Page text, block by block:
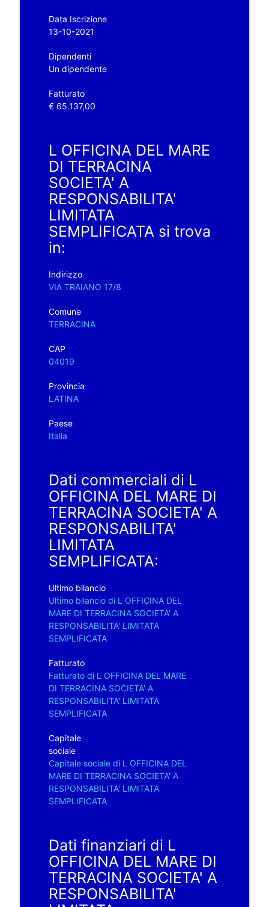
Data Iscrizione
13-10-2021
Dipendenti
Un dipendente
Fatturato
€ 65.137,00
L OFFICINA DEL MARE
DI TERRACINA
SOCIETA' A
RESPONSABILITA'
LIMITATA
SEMPLIFICATA si trova
in:
Indirizzo
VIA TRAIANO 17/8
Comune
TERRACINA
CAP
04019
Provincia
LATINA
Paese
Italia
Dati commerciali di L
OFFICINA DEL MARE DI
TERRACINA SOCIETA' A
RESPONSABILITA'
LIMITATA
SEMPLIFICATA:
Ultimo bilancio
Ultimo bilancio di L OFFICINA DEL
MARE DI TERRACINA SOCIETA' A
RESPONSABILITA' LIMITATA
SEMPLIFICATA
Fatturato
Fatturato di L OFFICINA DEL MARE
DI TERRACINA SOCIETA' A
RESPONSABILITA' LIMITATA
SEMPLIFICATA
Capitale
sociale
Capitale sociale di L OFFICINA DEL
MARE DI TERRACINA SOCIETA' A
RESPONSABILITA' LIMITATA
SEMPLIFICATA
Dati finanziari di L
OFFICINA DEL MARE DI
TERRACINA SOCIETA' A
RESPONSABILITA'